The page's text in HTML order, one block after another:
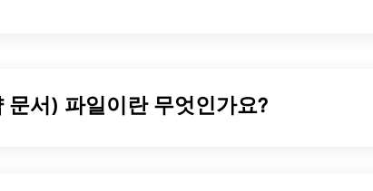
문서) 파일이란 무엇인가요?